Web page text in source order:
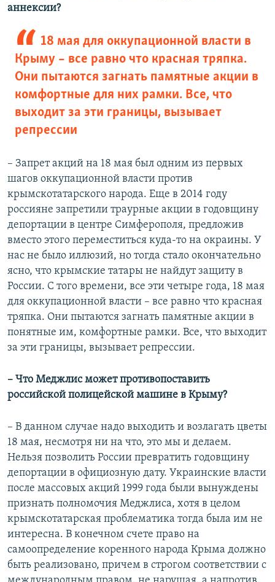
аннексии?
18 мая для оккупационной власти в
Крыму – все равно что красная тряпка.
Они пытаются загнать памятные акции в
комфортные для них рамки. Все, что
выходит за эти границы, вызывает
репрессии
– Запрет акций на 18 мая был одним из первых
шагов оккупационной власти против
крымскотатарского народа. Еще в 2014 году
россияне запретили траурные акции в годовщину
депортации в центре Симферополя, предложив
вместо этого переместиться куда-то на окраины. У
нас не было иллюзий, но тогда стало окончательно
ясно, что крымские татары не найдут защиту в
России. С того времени, все эти четыре года, 18 мая
для оккупационной власти – все равно что красная
тряпка. Они пытаются загнать памятные акции в
понятные им, комфортные рамки. Все, что выходит
за эти границы, вызывает репрессии.
– Что Меджлис может противопоставить
российской полицейской машине в Крыму?
– В данном случае надо выходить и возлагать цветы
18 мая, несмотря ни на что, это мы и делаем.
Нельзя позволить России превратить годовщину
депортации в официозную дату. Украинские власти
после массовых акций 1999 года были вынуждены
признать полномочия Меджлиса, хотя в целом
крымскотатарская проблематика тогда была им не
интересна. В конечном счете право на
самоопределение коренного народа Крыма должно
быть реализовано, причем в строгом соответствии с